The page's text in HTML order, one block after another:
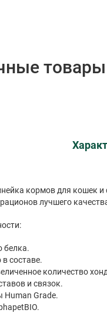
товары
кормов для кошек
лучшего
белка.
составе.
количество
и связок.
Human Grade.